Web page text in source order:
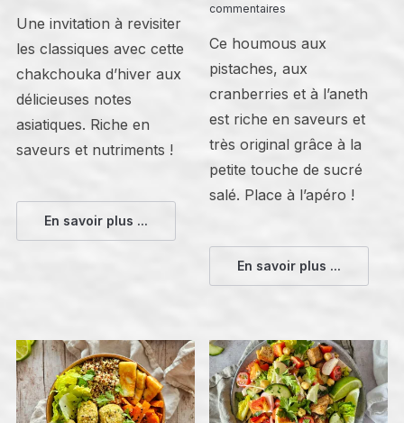
Une invitation à revisiter
les classiques avec cette
chakchouka d’hiver aux
délicieuses notes
asiatiques. Riche en
saveurs et nutriments !
En savoir plus ...
commentaires
Ce houmous aux
pistaches, aux
cranberries et à l’aneth
est riche en saveurs et
très original grâce à la
petite touche de sucré
salé. Place à l’apéro !
En savoir plus ...